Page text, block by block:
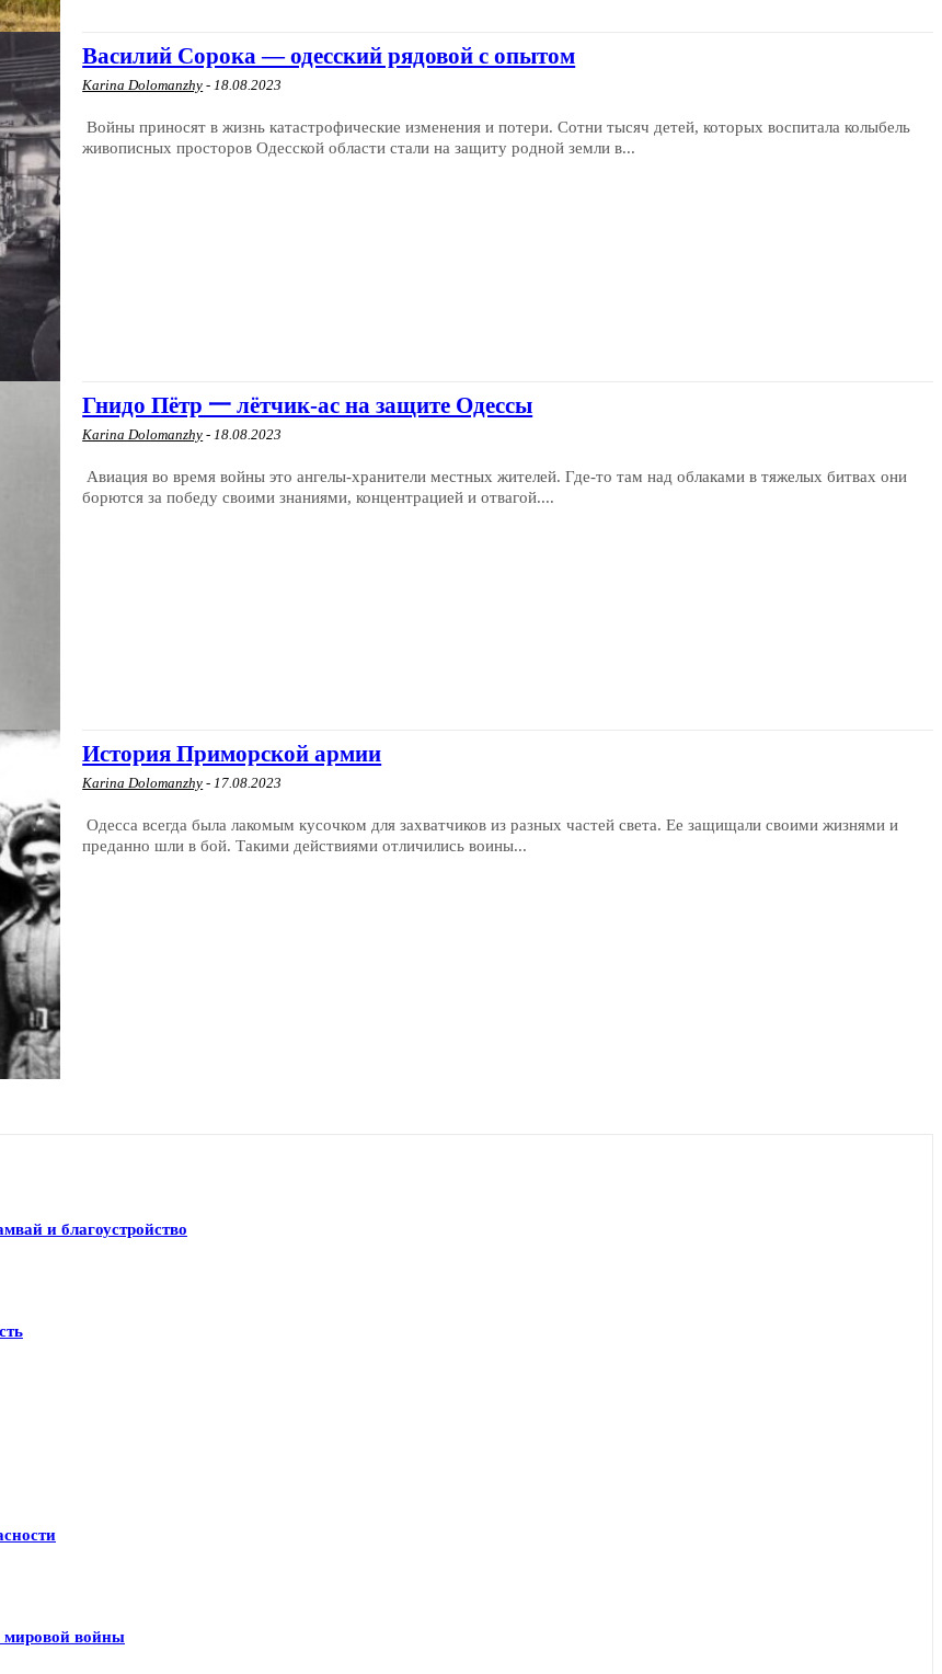
Василий Сорока — одесский рядовой с опытом
Karina Dolomanzhy - 18.08.2023
Войны приносят в жизнь катастрофические изменения и потери. Сотни тысяч детей, которых воспитала колыбель
живописных просторов Одесской области стали на защиту родной земли в...
Гнидо Пётр 一 лётчик-ас на защите Одессы
Karina Dolomanzhy - 18.08.2023
Авиация во время войны это ангелы-хранители местных жителей. Где-то там над облаками в тяжелых битвах они
борются за победу своими знаниями, концентрацией и отвагой....
История Приморской армии
Karina Dolomanzhy - 17.08.2023
Одесса всегда была лакомым кусочком для захватчиков из разных частей света. Ее защищали своими жизнями и
преданно шли в бой. Такими действиями отличились воины...
и благоустройство
мировой войны